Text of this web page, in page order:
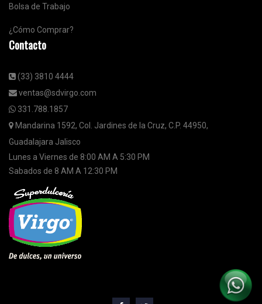
Bolsa de Trabajo
¿Cómo Comprar?
Contacto
(33) 3810 4444
ventas@sdvirgo.com
331.788.1857
Mandarina 1592, Col. Jardines de la Cruz, C.P. 44950,
Guadalajara Jalisco
Lunes a Viernes de 8:00 AM A 5:30 PM
Sabados de 8 AM A 12:30 PM